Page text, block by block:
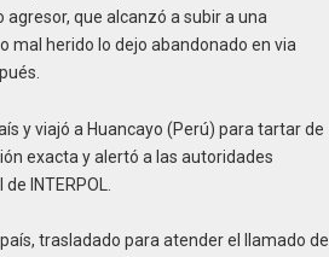
que alcanzó a subir a una
mal herido lo dejo abandonado en via
y viajó a Huancayo (Perú) para tartar de
exacta y alertó a las autoridades
INTERPOL.
trasladado para atender el llamado de